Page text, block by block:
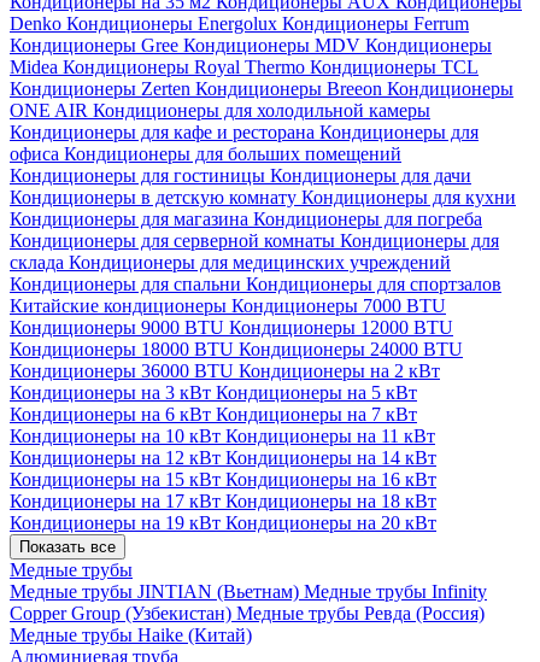
Denko Кондиционеры Energolux Кондиционеры Ferrum
Кондиционеры Gree Кондиционеры MDV Кондиционеры
Midea Кондиционеры Royal Thermo Кондиционеры TCL
Кондиционеры Zerten Кондиционеры Breeon Кондиционеры
ONE AIR Кондиционеры для холодильной камеры
Кондиционеры для кафе и ресторана Кондиционеры для
офиса Кондиционеры для больших помещений
Кондиционеры для гостиницы Кондиционеры для дачи
Кондиционеры в детскую комнату Кондиционеры для кухни
Кондиционеры для магазина Кондиционеры для погреба
Кондиционеры для серверной комнаты Кондиционеры для
склада Кондиционеры для медицинских учреждений
Кондиционеры для спальни Кондиционеры для спортзалов
Китайские кондиционеры Кондиционеры 7000 BTU
Кондиционеры 9000 BTU Кондиционеры 12000 BTU
Кондиционеры 18000 BTU Кондиционеры 24000 BTU
Кондиционеры 36000 BTU Кондиционеры на 2 кВт
Кондиционеры на 3 кВт Кондиционеры на 5 кВт
Кондиционеры на 6 кВт Кондиционеры на 7 кВт
Кондиционеры на 10 кВт Кондиционеры на 11 кВт
Кондиционеры на 12 кВт Кондиционеры на 14 кВт
Кондиционеры на 15 кВт Кондиционеры на 16 кВт
Кондиционеры на 17 кВт Кондиционеры на 18 кВт
Кондиционеры на 19 кВт Кондиционеры на 20 кВт
Показать все
Медные трубы
Медные трубы JINTIAN (Вьетнам) Медные трубы Infinity
Copper Group (Узбекистан) Медные трубы Ревда (Россия)
Медные трубы Haike (Китай)
Алюминиевая труба